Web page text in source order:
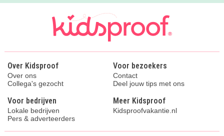
Over Kidsproof
Over ons
Collega's gezocht
Voor bezoekers
Contact
Deel jouw tips met ons
Voor bedrijven
Lokale bedrijven
Pers & adverteerders
Meer Kidsproof
Kidsproofvakantie.nl